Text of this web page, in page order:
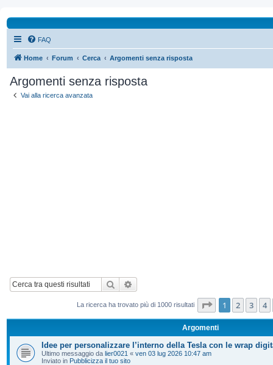
FAQ
Home Forum Cerca Argomenti senza risposta
Argomenti senza risposta
Vai alla ricerca avanzata
Cerca
La ricerca ha trovato più di 1000 risultati Pagina di 20
1 2 3 4
Argomenti
Idee per personalizzare l’interno della Tesla con le wrap
Ultimo messaggio da lier0021 « ven 03 lug 2026 10:47 am
Inviato in Pubblicizza il tuo sito